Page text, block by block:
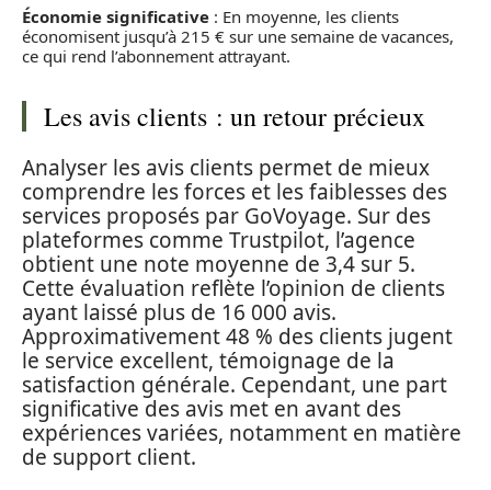
Économie significative : En moyenne, les clients
économisent jusqu’à 215 € sur une semaine de vacances,
ce qui rend l’abonnement attrayant.
Les avis clients : un retour précieux
Analyser les avis clients permet de mieux
comprendre les forces et les faiblesses des
services proposés par GoVoyage. Sur des
plateformes comme Trustpilot, l’agence
obtient une note moyenne de 3,4 sur 5.
Cette évaluation reflète l’opinion de clients
ayant laissé plus de 16 000 avis.
Approximativement 48 % des clients jugent
le service excellent, témoignage de la
satisfaction générale. Cependant, une part
significative des avis met en avant des
expériences variées, notamment en matière
de support client.